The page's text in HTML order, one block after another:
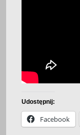
Udostępnij:
Facebook